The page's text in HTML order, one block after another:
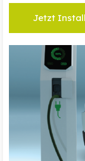
Jetzt